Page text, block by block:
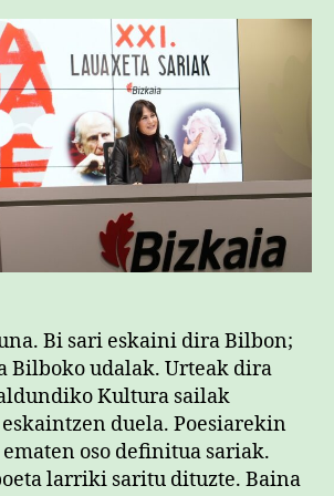
Bi sari eskaini dira Bilbon;
Bilboko udalak. Urteak dira
Kultura sailak
duela. Poesiarekin
ematen oso definitua sariak.
larriki saritu dituzte. Baina